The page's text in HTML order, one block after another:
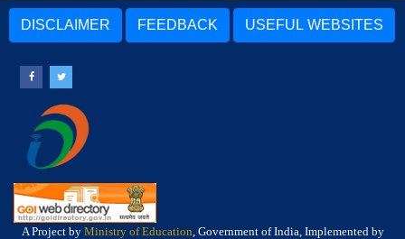
DISCLAIMER FEEDBACK USEFUL WEBSITES
A Project by Ministry of Education, Government of India, Implemented by